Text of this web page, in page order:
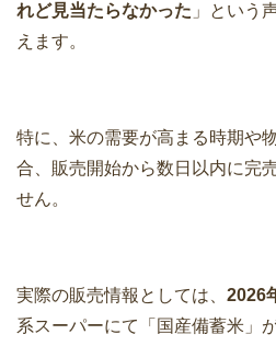
れど見当たらなかった 」という
えます。
特に、米の需要が高まる時期や
合、販売開始から数日以内に完
せん。
実際の販売情報としては、 2026
系スーパーにて「国産備蓄米」